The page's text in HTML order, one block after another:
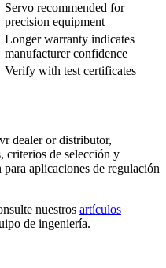
Servo recommended for
precision equipment
Longer warranty indicates
manufacturer confidence
Verify with test certificates
dealer or distributor,
criterios de selección y
aplicaciones de regulación
nuestros artículos
de ingeniería.